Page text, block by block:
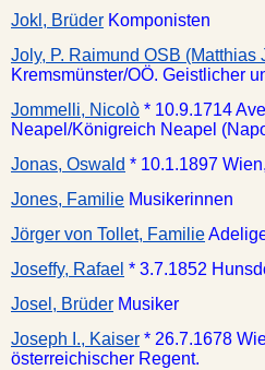
Jokl, Brüder Komponisten
Joly, P. Raimund OSB (Matthias
Kremsmünster/OÖ. Geistlicher
Jommelli, Nicolò * 10.9.1714
Neapel/Königreich Neapel
Jonas, Oswald * 10.1.1897
Jones, Familie Musikerinnen
Jörger von Tollet, Familie
Joseffy, Rafael * 3.7.1852
Josel, Brüder Musiker
Joseph I., Kaiser * 26.7.1678
österreichischer Regent.